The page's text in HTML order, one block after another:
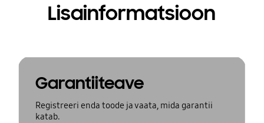
Lisainformatsioon
Garantiiteave
Registreeri enda toode ja vaata, mida garantii
katab.